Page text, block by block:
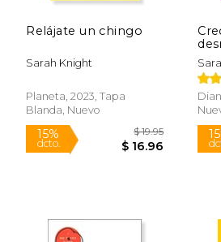
Relájate un chingo
Sarah Knight
Planeta, 2023, Tapa
Blanda, Nuevo